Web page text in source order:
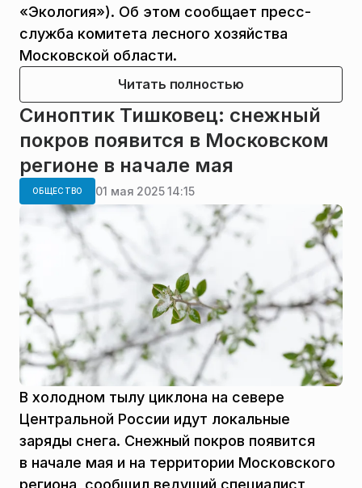
«Экология»). Об этом сообщает пресс-
служба комитета лесного хозяйства
Московской области.
Читать полностью
Синоптик Тишковец: снежный
покров появится в Московском
регионе в начале мая
ОБЩЕСТВО 01 мая 2025 14:15
В холодном тылу циклона на севере
Центральной России идут локальные
заряды снега. Снежный покров появится
в начале мая и на территории Московского
региона, сообщил ведущий специалист